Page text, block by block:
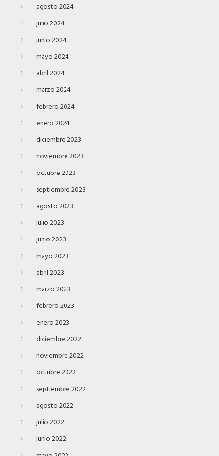
agosto 2024
julio 2024
junio 2024
mayo 2024
abril 2024
marzo 2024
febrero 2024
enero 2024
diciembre 2023
noviembre 2023
octubre 2023
septiembre 2023
agosto 2023
julio 2023
junio 2023
mayo 2023
abril 2023
marzo 2023
febrero 2023
enero 2023
diciembre 2022
noviembre 2022
octubre 2022
septiembre 2022
agosto 2022
julio 2022
junio 2022